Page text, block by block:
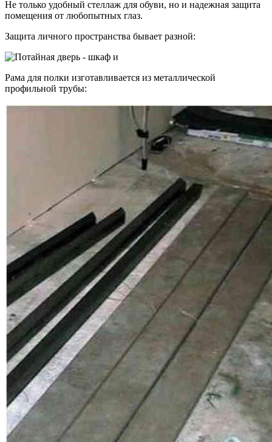
Не только удобный стеллаж для обуви, но и надежная защита
помещения от любопытных глаз.
Защита личного пространства бывает разной:
Рама для полки изготавливается из металлической
профильной трубы: